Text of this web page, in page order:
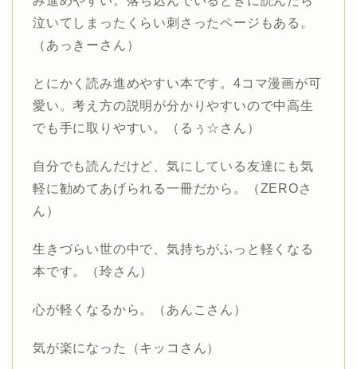
泣いてしまったくらい刺さったページもある。
（あっきーさん）
とにかく読み進めやすい本です。4コマ漫画が可
愛い。考え方の説明が分かりやすいので中高生
でも手に取りやすい。（るぅ☆さん）
自分でも読んだけど、気にしている友達にも気
軽に勧めてあげられる一冊だから。（ZEROさ
ん）
生きづらい世の中で、気持ちがふっと軽くなる
本です。（玲さん）
心が軽くなるから。（あんこさん）
気が楽になった（キッコさん）